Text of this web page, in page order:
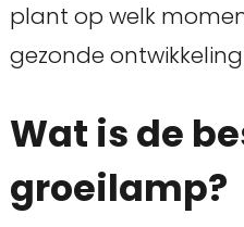
plant op welk
gezonde
Wat is de
groeilamp?